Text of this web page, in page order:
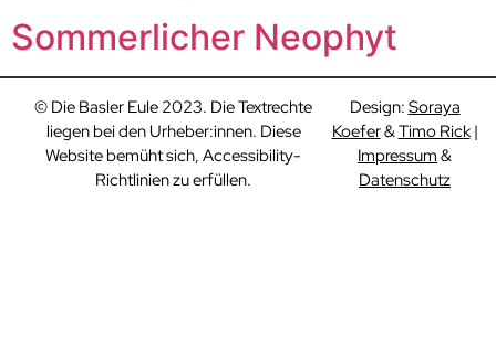
Sommerlicher Neophyt
© Die Basler Eule 2023. Die Textrechte
liegen bei den Urheber:innen. Diese
Website bemüht sich, Accessibility-
Richtlinien zu erfüllen.
Design: Soraya
Koefer&Timo Rick|
Impressum &
Datenschutz